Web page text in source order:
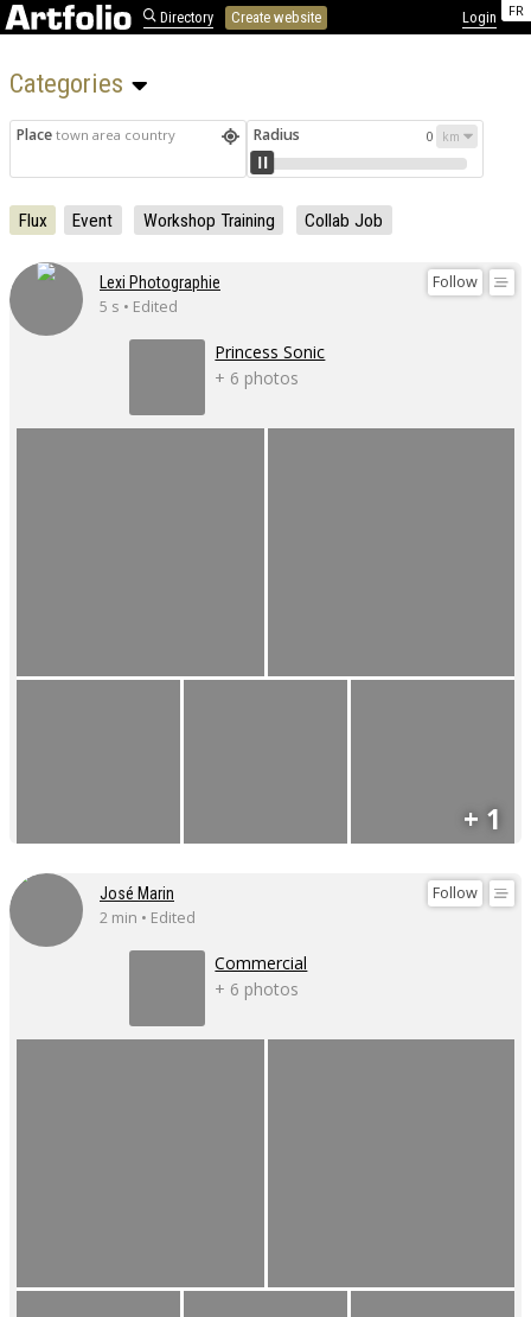
FR
Directory Create website Login
Categories
Place town area country Radius 0
Flux Event Workshop Training Collab Job
Follow
Lexi Photographie
5 s • Edited
Princess Sonic
+ 6 photos
+ 1
Follow
José Marin
2 min • Edited
Commercial
+ 6 photos